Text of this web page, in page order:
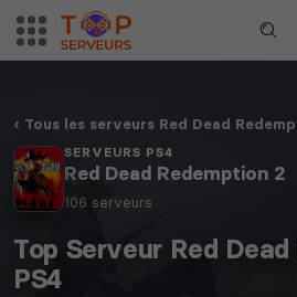
Tous les serveurs Red Dead
SERVEURS PS4
Red Dead Redemption 2
106 serveurs
Top Serveur Red
PS4